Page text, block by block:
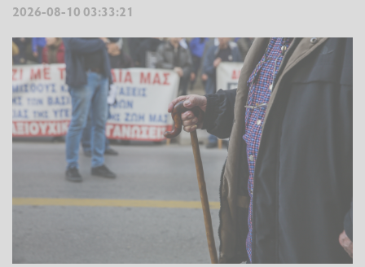
2026-08-10 03:33:21